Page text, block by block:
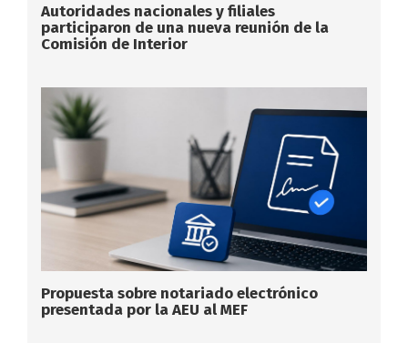
Autoridades nacionales y filiales
participaron de una nueva reunión de la
Comisión de Interior
Propuesta sobre notariado electrónico
presentada por la AEU al MEF